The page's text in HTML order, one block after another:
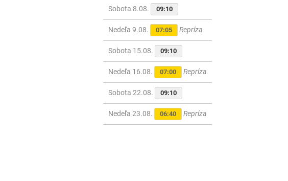
Sobota 8.08. 09:10
Nedeľa 9.08. 07:05 Repríza
Sobota 15.08. 09:10
Nedeľa 16.08. 07:00 Repríza
Sobota 22.08. 09:10
Nedeľa 23.08. 06:40 Repríza